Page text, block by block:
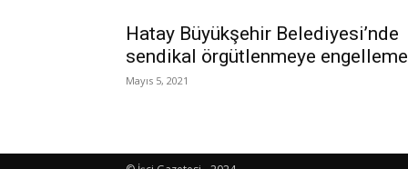
Hatay Büyükşehir Belediyesi’nde
sendikal örgütlenmeye engelleme
Mayıs 5, 2021